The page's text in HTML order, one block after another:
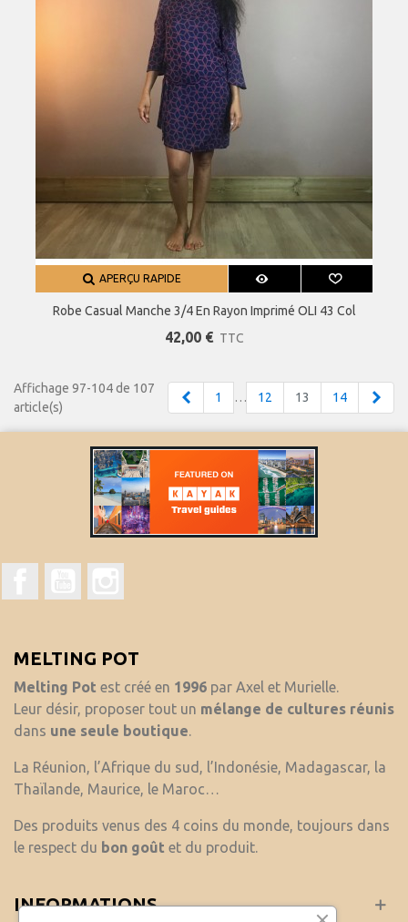
APERÇU RAPIDE
Robe Casual Manche 3/4 En Rayon Imprimé OLI 43 Col
Rond, Ceinture Amovible
42,00 € TTC
Affichage 97-104 de 107
article(s)
Précédent
1 … 12 13 14
MELTING POT
Melting Pot est créé en 1996 par Axel et Murielle.
Leur désir, proposer tout un mélange de cultures réunis
dans une seule boutique
La Réunion, l’Afrique du sud, l’Indonésie, Madagascar, la
Thaïlande, Maurice, le Maroc…
Des produits venus des 4 coins du monde, toujours dans
le respect du bon goût et du produit.
INFORMATIONS